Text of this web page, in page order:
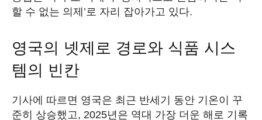
할 수 없는 의제’로 자리 잡아가고 있다.
영국의 넷제로 경로와 식품 시스
템의 빈칸
기사에 따르면 영국은 최근 반세기 동안 기온이 꾸
준히 상승했고, 2025년은 역대 가장 더운 해로 기록